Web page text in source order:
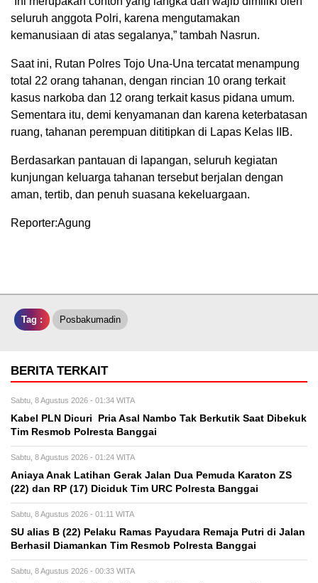
seluruh anggota Polri, karena mengutamakan
kemanusiaan di atas segalanya,” tambah Nasrun.
Saat ini, Rutan Polres Tojo Una-Una tercatat menampung
total 22 orang tahanan, dengan rincian 10 orang terkait
kasus narkoba dan 12 orang terkait kasus pidana umum.
Sementara itu, demi kenyamanan dan karena keterbatasan
ruang, tahanan perempuan dititipkan di Lapas Kelas IIB.
Berdasarkan pantauan di lapangan, seluruh kegiatan
kunjungan keluarga tahanan tersebut berjalan dengan
aman, tertib, dan penuh suasana kekeluargaan.
Reporter:Agung
Tag : Posbakumadin
BERITA TERKAIT
Sabtu, 8 Agustus 2026 - 01:34 WITA
Kabel PLN Dicuri Pria Asal Nambo Tak Berkutik Saat Dibekuk
Tim Resmob Polresta Banggai
Sabtu, 8 Agustus 2026 - 01:24 WITA
Aniaya Anak Latihan Gerak Jalan Dua Pemuda Karaton ZS
(22) dan RP (17) Diciduk Tim URC Polresta Banggai
Sabtu, 8 Agustus 2026 - 01:11 WITA
SU alias B (22) Pelaku Ramas Payudara Remaja Putri di Jalan
Berhasil Diamankan Tim Resmob Polresta Banggai
Sabtu, 8 Agustus 2026 - 00:33 WITA